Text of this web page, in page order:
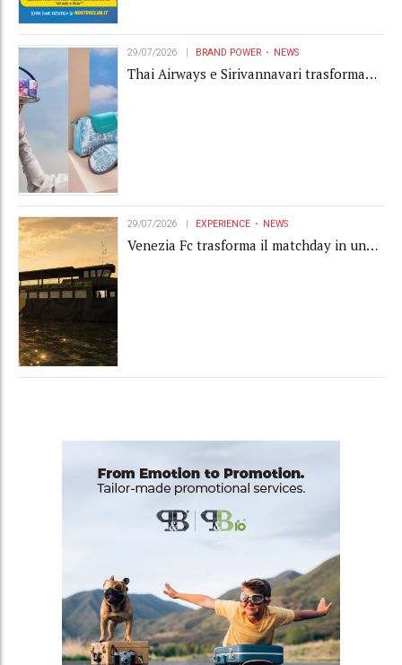
29/07/2026 BRAND POWER NEWS
Thai Airways e Sirivannavari trasformano
29/07/2026 EXPERIENCE NEWS
Venezia Fc trasforma il matchday in una